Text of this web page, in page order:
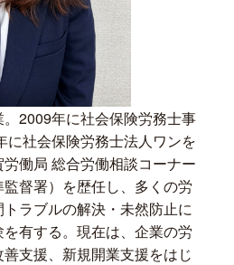
2009年に社会保険労務士事
に社会保険労務士法人ワンを
働局 総合労働相談コーナー
督署）を歴任し、多くの労
ラブルの解決・未然防止に
有する。現在は、企業の労
支援、新規開業支援をはじ